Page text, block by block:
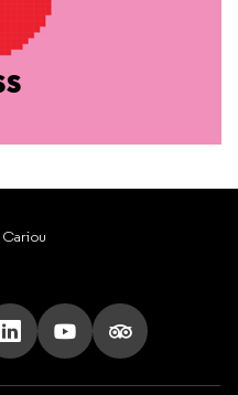
Tik Tok
nous sur X
Suivez nous sur LinkedIn
Suivez nous sur
Suivez nous